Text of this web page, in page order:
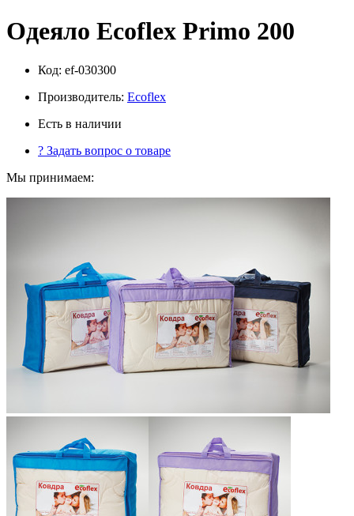
Одеяло Ecoflex Primo 200
Код: ef-030300
Производитель: Ecoflex
Есть в наличии
? Задать вопрос о товаре
Мы принимаем: